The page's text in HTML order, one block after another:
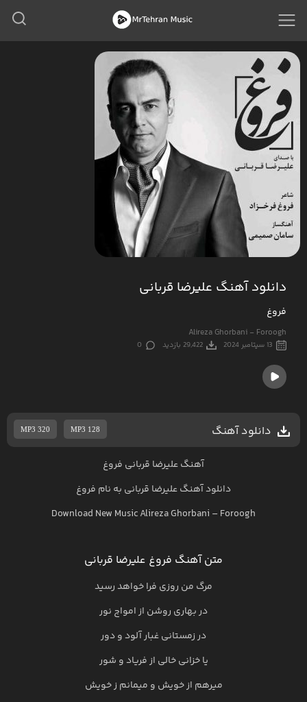
دانلود آهنگ علیرضا قربانی
فروغ
Alireza Ghorbani - Foroogh
13 سپتامبر 2024 29,422 بازدید 0
دانلود آهنگ MP3 320 MP3 128
آهنگ علیرضا قربانی فروغ
دانلود آهنگعلیرضا قربانی به نام فروغ
Download New MusicAlireza Ghorbani – Foroogh
متن آهنگ فروغ علیرضا قربانی
مرگ من روزی فرا خواهد رسید
در بهاری روشن از امواج نور
در زمستانی غبار آلود و دور
یا خزانی خالی از فریاد و شور
میرهم از خویش و میمانم ز خویش